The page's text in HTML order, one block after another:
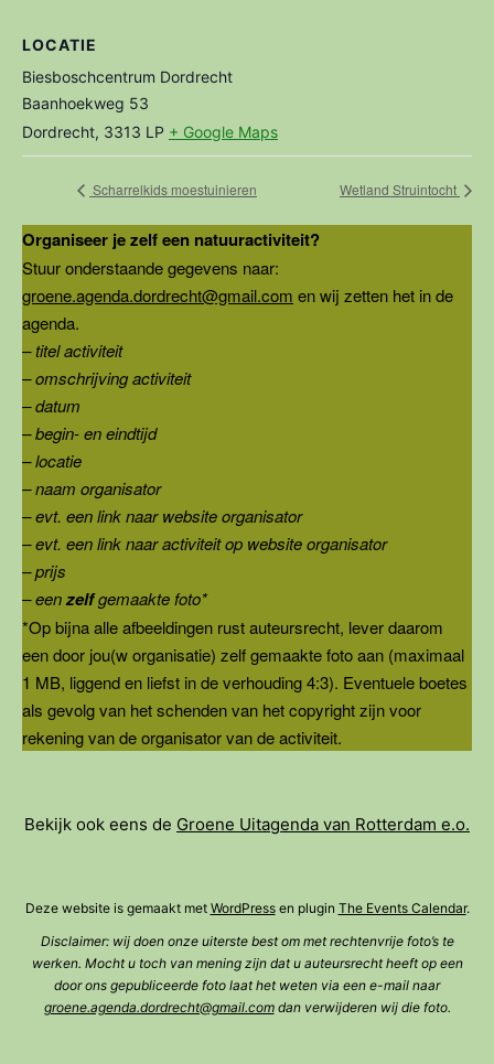
LOCATIE
Biesboschcentrum Dordrecht
Baanhoekweg 53
Dordrecht, 3313 LP + Google Maps
Scharrelkids moestuinieren Wetland Struintocht
Organiseer je zelf een natuuractiviteit?
Stuur onderstaande gegevens naar:
groene.agenda.dordrecht@gmail.com en wij zetten het in de
agenda.
– titel activiteit
– omschrijving activiteit
– datum
– begin- en eindtijd
– locatie
– naam organisator
– evt. een link naar website organisator
– evt. een link naar activiteit op website organisator
– prijs
– eenzelfgemaakte foto*
*Op bijna alle afbeeldingen rust auteursrecht, lever daarom
een door jou(w organisatie) zelf gemaakte foto aan (maximaal
1 MB, liggend en liefst in de verhouding 4:3). Eventuele boetes
als gevolg van het schenden van het copyright zijn voor
rekening van de organisator van de activiteit.
Bekijk ook eens de Groene Uitagenda van Rotterdam e.o.
Deze website is gemaakt met WordPressen plugin The Events Calendar.
Disclaimer: wij doen onze uiterste best om met rechtenvrije foto’s te
werken. Mocht u toch van mening zijn dat u auteursrecht heeft op een
door ons gepubliceerde foto laat het weten via een e-mail naar
groene.agenda.dordrecht@gmail.comdan verwijderen wij die foto.